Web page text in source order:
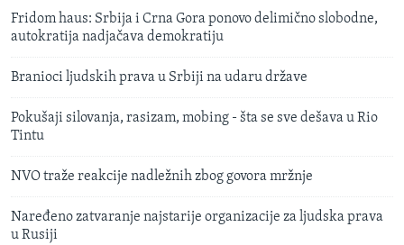
Fridom haus: Srbija i Crna Gora ponovo delimično slobodne,
autokratija nadjačava demokratiju
Branioci ljudskih prava u Srbiji na udaru države
Pokušaji silovanja, rasizam, mobing - šta se sve dešava u Rio
Tintu
NVO traže reakcije nadležnih zbog govora mržnje
Naređeno zatvaranje najstarije organizacije za ljudska prava
u Rusiji